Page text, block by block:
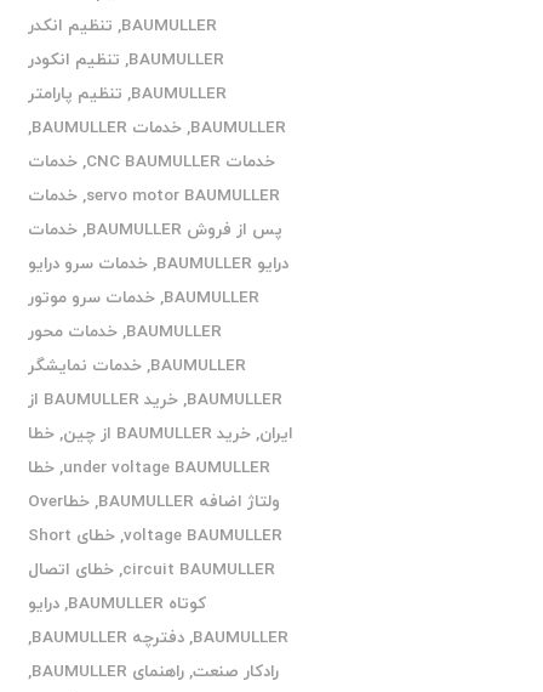
BAUMULLER
, تنظیم انکدر
BAUMULLER
, تنظیم انکودر
BAUMULLER
, تنظیم پارامتر
BAUMULLER
,خدمات BAUMULLER
,
خدمات CNC BAUMULLER
,خدمات
servo motor BAUMULLER
,خدمات
پس از فروش BAUMULLER
,خدمات
درایو BAUMULLER
,خدمات سرو درایو
BAUMULLER
,خدمات سرو موتور
BAUMULLER
,خدمات محور
BAUMULLER
,خدمات نمایشگر
BAUMULLER
,
خرید BAUMULLER از
ایران,خرید BAUMULLER از چین ,خطا
under voltage BAUMULLER
,خطا
ولتاژ اضافه BAUMULLER
,
خطاOver
voltage BAUMULLER
,
خطای Short
circuit BAUMULLER
,خطای اتصال
کوتاه BAUMULLER
,درایو
BAUMULLER
,دفترچه BAUMULLER
,
رادکار صنعت,راهنمای BAUMULLER
,